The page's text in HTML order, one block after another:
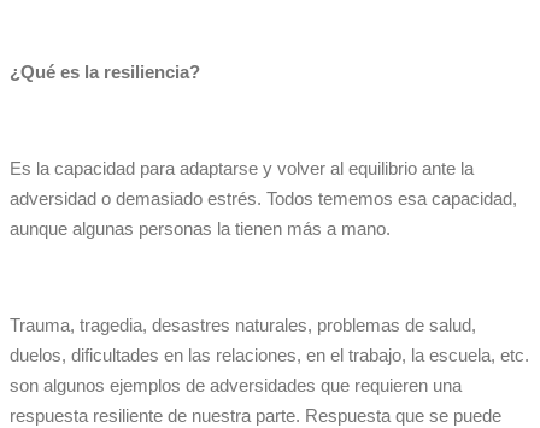
¿Qué es la resiliencia?
Es la capacidad para adaptarse y volver al equilibrio ante la
adversidad o demasiado estrés. Todos tememos esa capacidad,
aunque algunas personas la tienen más a mano.
Trauma, tragedia, desastres naturales, problemas de salud,
duelos, dificultades en las relaciones, en el trabajo, la escuela, etc.
son algunos ejemplos de adversidades que requieren una
respuesta resiliente de nuestra parte. Respuesta que se puede